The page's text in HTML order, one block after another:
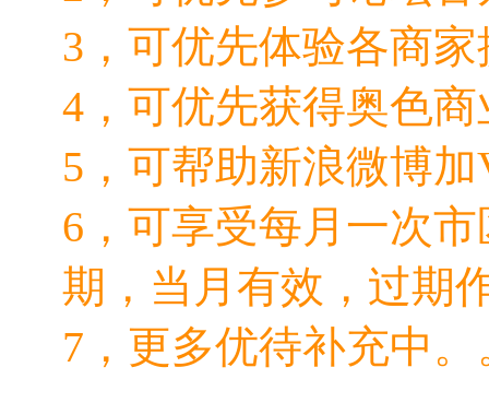
3，可优先体验各商
4，可优先获得奥色
5，可帮助新浪微博
6，可享受每月一次
期，当月有效，过期
7，更多优待补充中。